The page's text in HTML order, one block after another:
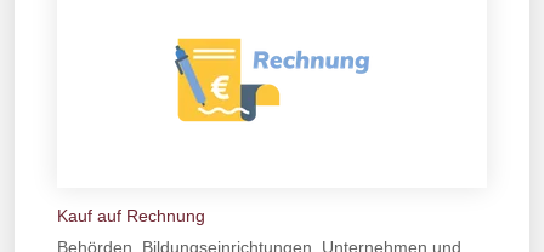
Kauf auf Rechnung
Behörden, Bildungseinrichtungen, Unternehmen und